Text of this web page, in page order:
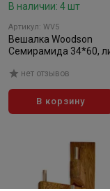
В наличии: 4 шт
Артикул: WV5
Вешалка Woodson
Семирамида 34*60,
нет отзывов
В корзину